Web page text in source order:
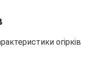
огірків